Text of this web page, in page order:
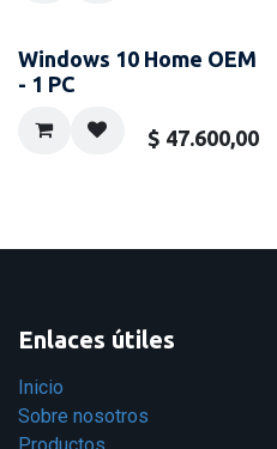
Windows 10 Home OEM
- 1 PC
$ 47.600,00
Enlaces útiles
Inicio
Sobre nosotros